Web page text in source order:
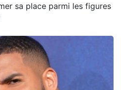
sa place parmi les figures